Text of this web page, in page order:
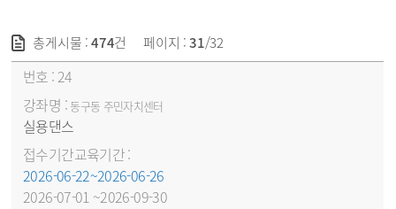
총게시물 :474건 페이지 :31/32
24
동구동 주민자치센터
실용댄스
2026-06-22~2026-06-26
2026-07-01 ~2026-09-30